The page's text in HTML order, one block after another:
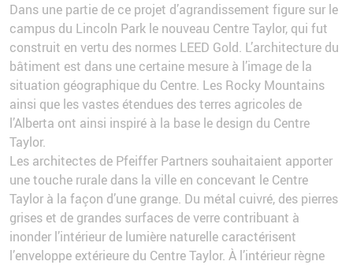
Dans une partie de ce projet d’agrandissement figure sur le
campus du Lincoln Park le nouveau Centre Taylor, qui fut
construit en vertu des normes LEED Gold. L’architecture du
bâtiment est dans une certaine mesure à l’image de la
situation géographique du Centre. Les Rocky Mountains
ainsi que les vastes étendues des terres agricoles de
l’Alberta ont ainsi inspiré à la base le design du Centre
Taylor.
Les architectes de Pfeiffer Partners souhaitaient apporter
une touche rurale dans la ville en concevant le Centre
Taylor à la façon d’une grange. Du métal cuivré, des pierres
grises et de grandes surfaces de verre contribuant à
inonder l’intérieur de lumière naturelle caractérisent
l’enveloppe extérieure du Centre Taylor. À l’intérieur règne